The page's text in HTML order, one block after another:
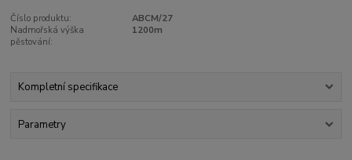
Číslo produktu:
ABCM/27
Nadmořská výška
pěstování:
1200m
Kompletní specifikace
Parametry